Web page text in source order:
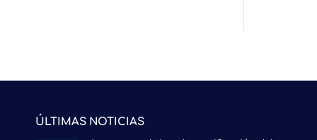
ÚLTIMAS NOTICIAS